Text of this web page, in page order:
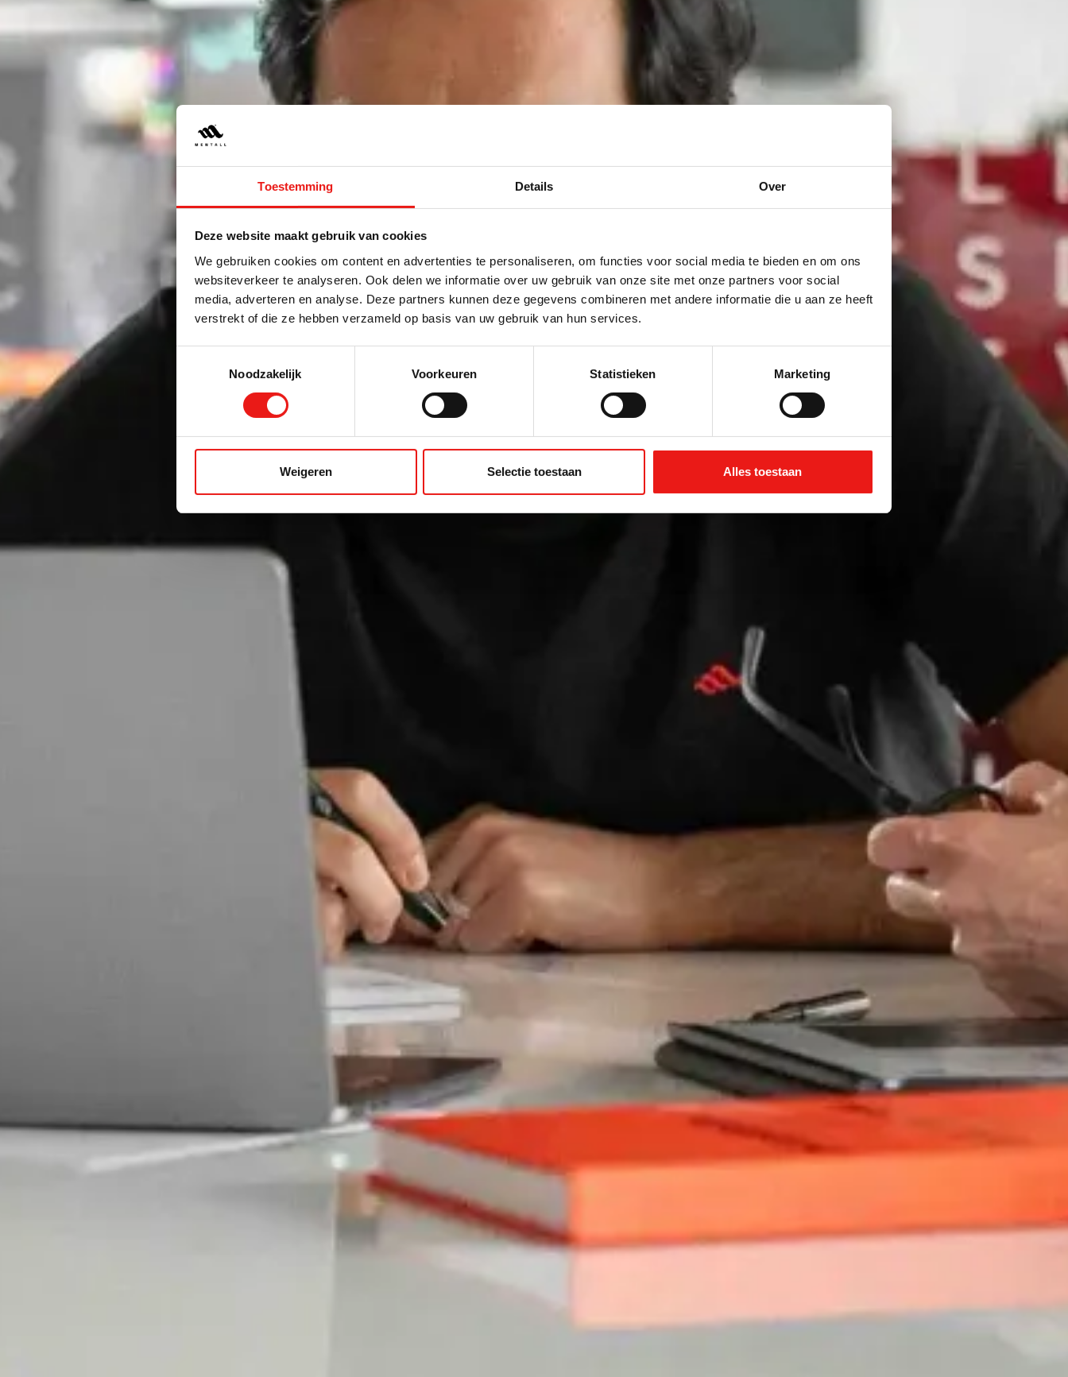
Toestemming Details Over
Deze website maakt gebruik van cookies
We gebruiken cookies om content en advertenties te personaliseren, om functies voor social media te bieden en om ons
websiteverkeer te analyseren. Ook delen we informatie over uw gebruik van onze site met onze partners voor social
media, adverteren en analyse. Deze partners kunnen deze gegevens combineren met andere informatie die u aan ze heeft
verstrekt of die ze hebben verzameld op basis van uw gebruik van hun services.
Noodzakelijk
Voorkeuren Statistieken Marketing
Weigeren Selectie toestaan Alles toestaan